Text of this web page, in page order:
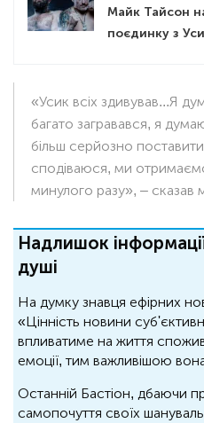
Майк Тайсон
поєдинку з
«Усик всіх здивував...Я
багато загравався, я
більш серйозно
сподіваюся, ми
минулого разу», – сказав
Надлишок
душі
На думку знавця ефірних
«Цінність новини
впливатиме на життя
емоції, тим важливішою
Останній Бастіон, дбаючи
самопочуття своїх